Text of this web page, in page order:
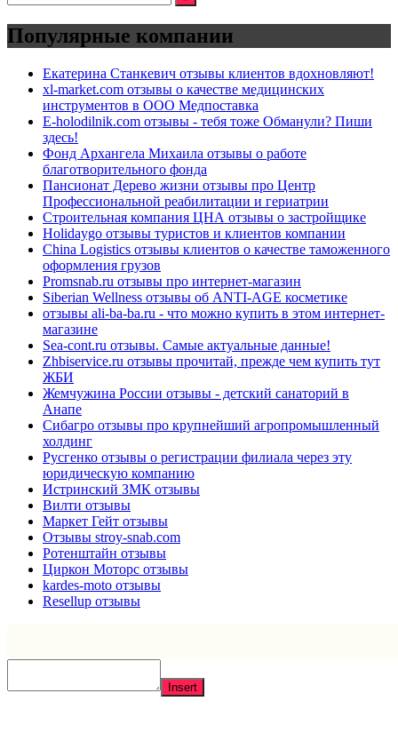
Популярные компании
Екатерина Станкевич отзывы клиентов вдохновляют!
xl-market.com отзывы о качестве медицинских
инструментов в ООО Медпоставка
E-holodilnik.com отзывы - тебя тоже Обманули? Пиши
здесь!
Фонд Архангела Михаила отзывы о работе
благотворительного фонда
Пансионат Дерево жизни отзывы про Центр
Профессиональной реабилитации и гериатрии
Строительная компания ЦНА отзывы о застройщике
Holidaygo отзывы туристов и клиентов компании
China Logistics отзывы клиентов о качестве таможенного
оформления грузов
Promsnab.ru отзывы про интернет-магазин
Siberian Wellness отзывы об ANTI-AGE косметике
отзывы ali-ba-ba.ru - что можно купить в этом интернет-
магазине
Sea-cont.ru отзывы. Самые актуальные данные!
Zhbiservice.ru отзывы прочитай, прежде чем купить тут
ЖБИ
Жемчужина России отзывы - детский санаторий в
Анапе
Сибагро отзывы про крупнейший агропромышленный
холдинг
Русгенко отзывы о регистрации филиала через эту
юридическую компанию
Истринский ЗМК отзывы
Вилти отзывы
Маркет Гейт отзывы
Отзывы stroy-snab.com
Ротенштайн отзывы
Циркон Моторс отзывы
kardes-moto отзывы
Resellup отзывы
Insert